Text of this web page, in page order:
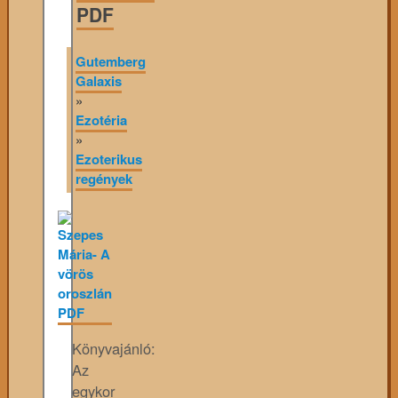
PDF
Gutemberg
Galaxis
»
Ezotéria
»
Ezoterikus
regények
Könyvajánló:
Az
egykor